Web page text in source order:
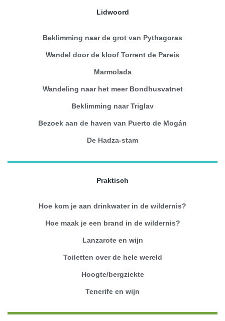
Lidwoord
Beklimming naar de grot van Pythagoras
Wandel door de kloof Torrent de Pareis
Marmolada
Wandeling naar het meer Bondhusvatnet
Beklimming naar Triglav
Bezoek aan de haven van Puerto de Mogán
De Hadza-stam
Praktisch
Hoe kom je aan drinkwater in de wildernis?
Hoe maak je een brand in de wildernis?
Lanzarote en wijn
Toiletten over de hele wereld
Hoogte/bergziekte
Tenerife en wijn